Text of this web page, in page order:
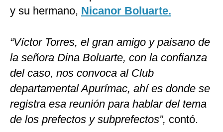
y su hermano, Nicanor Boluarte.
“Víctor Torres, el gran amigo y paisano de
la señora Dina Boluarte, con la confianza
del caso, nos convoca al Club
departamental Apurímac, ahí es donde se
registra esa reunión para hablar del tema
de los prefectos y subprefectos”, contó.